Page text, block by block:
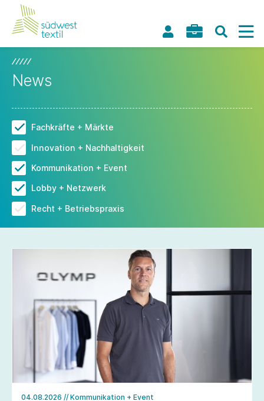
News
Fachkräfte + Märkte
Innovation + Nachhaltigkeit
Kommunikation + Event
Lobby + Netzwerk
Recht + Betriebspraxis
04.08.2026 // Kommunikation + Event